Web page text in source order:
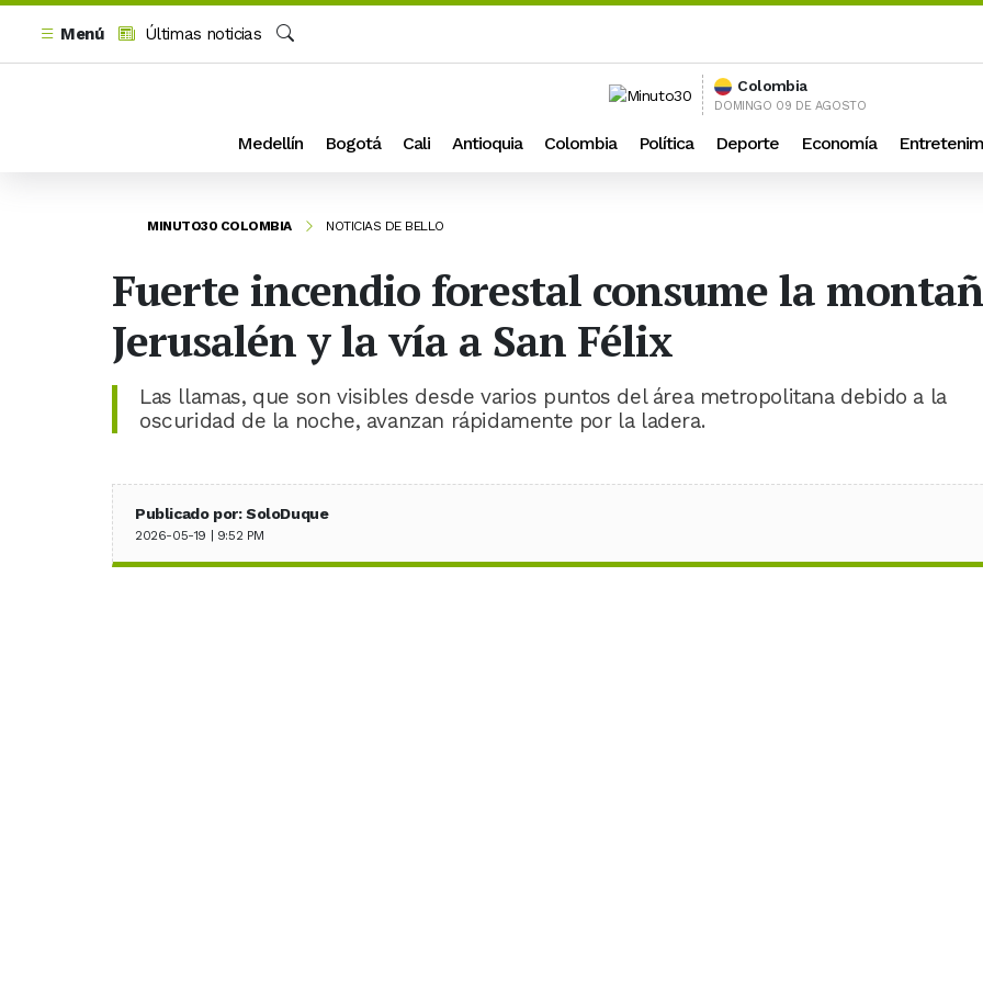
Menú
Últimas noticias
Buscar
Colombia
DOMINGO 09 DE AGOSTO
Medellín Bogotá Cali Antioquia Colombia Política Deporte Economía
MINUTO30 COLOMBIA NOTICIAS DE BELLO
Fuerte incendio forestal consume la
Jerusalén y la vía a San Félix
Las llamas, que son visibles desde varios puntos del área metropolitana debido a la
oscuridad de la noche, avanzan rápidamente por la ladera.
Publicado por: SoloDuque
2026-05-19 | 9:52 PM